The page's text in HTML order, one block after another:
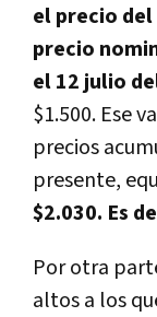
el precio del
precio
el 12 julio
$1.500. Ese
precios
presente,
$2.030. Es
Por otra
altos a los